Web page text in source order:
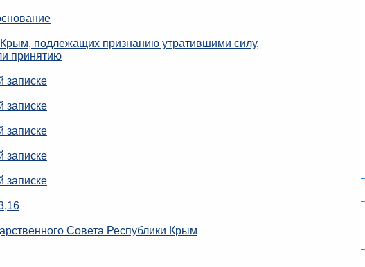
подлежащих признанию утратившими силу,
принятию
записке
записке
записке
записке
записке
Совета Республики Крым